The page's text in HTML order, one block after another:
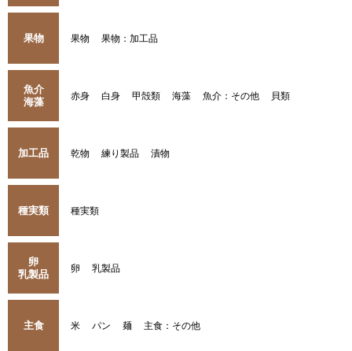
果物 果物 果物：加工品
魚介
海藻
赤身 白身 甲殻類 海藻 魚介：その他 貝類
加工品 乾物 練り製品 漬物
種実類 種実類
卵
乳製品
卵 乳製品
主食 米 パン 麺 主食：その他